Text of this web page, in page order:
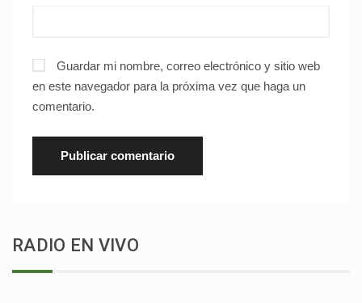
Guardar mi nombre, correo electrónico y sitio web
en este navegador para la próxima vez que haga un
comentario.
RADIO EN VIVO